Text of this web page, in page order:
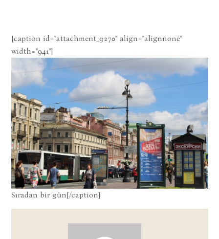
[caption id="attachment_9270" align="alignnone"
width="941"]
Sıradan bir gün[/caption]